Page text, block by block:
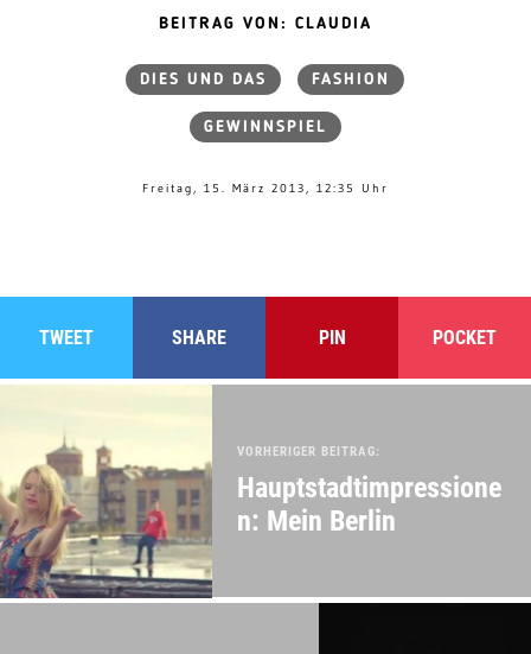
BEITRAG VON: CLAUDIA
DIES UND DAS FASHION
GEWINNSPIEL
Freitag, 15. März 2013, 12:35 Uhr
TWEET SHARE PIN POCKET
VORHERIGER BEITRAG:
Hauptstadtimpressione
n: Mein Berlin